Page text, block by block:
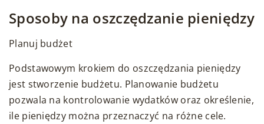
Sposoby na oszczędzanie pieniędzy
Planuj budżet
Podstawowym krokiem do oszczędzania pieniędzy
jest stworzenie budżetu. Planowanie budżetu
pozwala na kontrolowanie wydatków oraz określenie,
ile pieniędzy można przeznaczyć na różne cele.